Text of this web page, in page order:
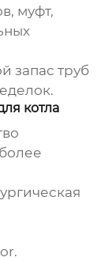
муфт,
запас труб
котла